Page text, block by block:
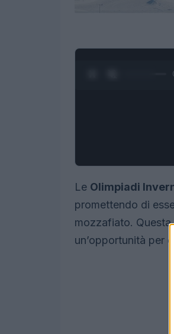
Le Olimpiadi
promettendo di
mozzafiato.
un’opportunità per